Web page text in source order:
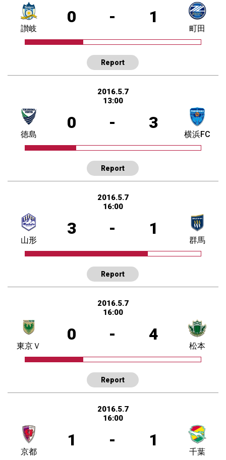
0 - 1
讃岐 町田
Report
2016.5.7
13:00
0 - 3
徳島 横浜FC
Report
2016.5.7
16:00
3 - 1
山形 群馬
Report
2016.5.7
16:00
0 - 4
東京Ｖ 松本
Report
2016.5.7
16:00
1 - 1
京都 千葉